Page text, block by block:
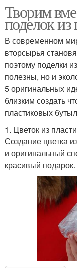
Творим
поделок
В современном
вторсырья
поэтому поделки
полезны, но и
5 оригинальных
близким создать
пластиковых
1. Цветок из
Создание цветка
и оригинальный
красивый